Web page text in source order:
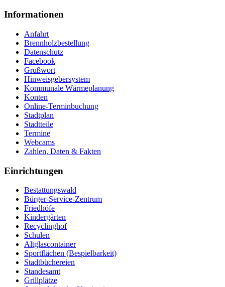
Informationen
Anfahrt
Brennholzbestellung
Datenschutz
Facebook
Grußwort
Hinweisgebersystem
Kommunale Wärmeplanung
Konten
Online-Terminbuchung
Stadtplan
Stadtteile
Termine
Webcams
Zahlen, Daten & Fakten
Einrichtungen
Bestattungswald
Bürger-Service-Zentrum
Friedhöfe
Kindergärten
Recyclinghof
Schulen
Altglascontainer
Sportflächen (Bespielbarkeit)
Stadtbüchereien
Standesamt
Grillplätze